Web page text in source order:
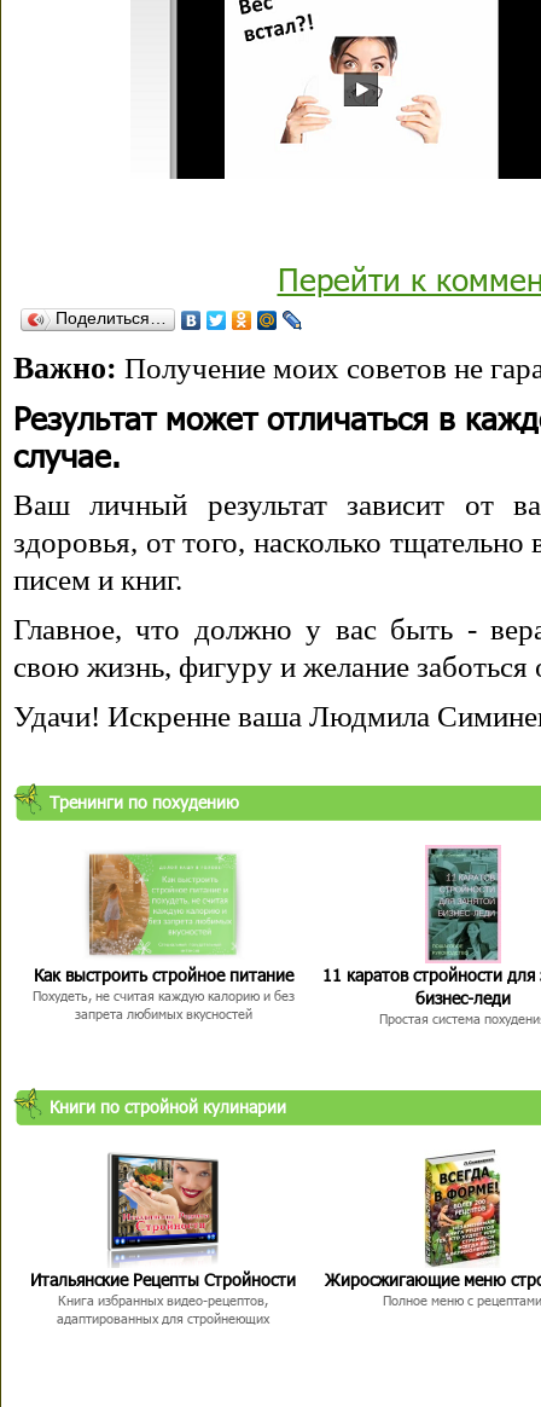
Перейти к
Поделиться…
Важно: Получение моих советов не
Результат может отличаться в
случае.
Ваш личный результат зависит от
здоровья, от того, насколько
писем и книг.
Главное, что должно у вас быть -
свою жизнь, фигуру и желание заботься
Удачи! Искренне ваша Людмила
Тренинги по похудению
Как выстроить стройное питание
Похудеть, не считая каждую калорию и без
запрета любимых вкусностей
11 каратов стройности для
бизнес-леди
Простая система
Книги по стройной кулинарии
Итальянские Рецепты Стройности
Книга избранных видео-рецептов,
адаптированных для стройнеющих
Жиросжигающие меню
Полное меню с рецептами